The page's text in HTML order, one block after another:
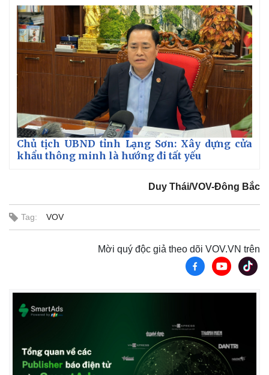
Kinh tế
Bất động sản
Khởi nghiệp
Thị trường
Giá vàng
Tiêu dùng
Tỷ giá
Chứng khoán
Giá cà phê
Chủ tịch UBND tỉnh Lạng Sơn: Xây dựng cửa
khẩu thông minh là hướng đi tất yếu
Duy Thái/VOV-Đông Bắc
Tag: VOV
Mời quý độc giả theo dõi VOV.VN trên